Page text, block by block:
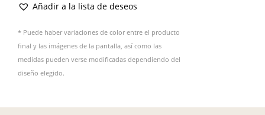
Añadir a la lista de deseos
* Puede haber variaciones de color entre el producto
final y las imágenes de la pantalla, así como las
medidas pueden verse modificadas dependiendo del
diseño elegido.